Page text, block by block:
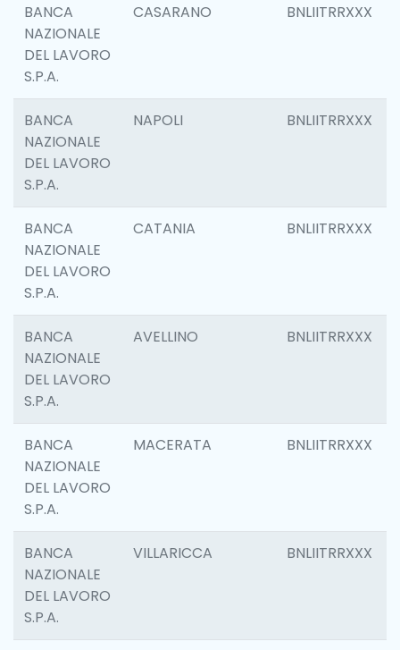
BANCA
NAZIONALE
DEL LAVORO
S.P.A.
CASARANO BNLIITRRXXX
BANCA
NAZIONALE
DEL LAVORO
S.P.A.
NAPOLI BNLIITRRXXX
BANCA
NAZIONALE
DEL LAVORO
S.P.A.
CATANIA BNLIITRRXXX
BANCA
NAZIONALE
DEL LAVORO
S.P.A.
AVELLINO BNLIITRRXXX
BANCA
NAZIONALE
DEL LAVORO
S.P.A.
MACERATA BNLIITRRXXX
BANCA
NAZIONALE
DEL LAVORO
S.P.A.
VILLARICCA BNLIITRRXXX